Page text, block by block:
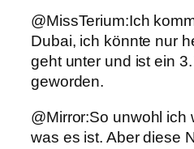
@MissTerium:Ich
Dubai, ich könnte nur
geht unter und ist ein
geworden.
@Mirror:So unwohl ich
was es ist. Aber diese